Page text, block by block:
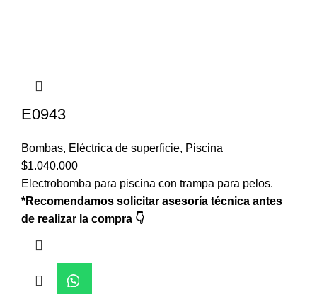
E0943
Bombas, Eléctrica de superficie, Piscina
$1.040.000
Electrobomba para piscina con trampa para pelos.
*Recomendamos solicitar asesoría técnica antes
de realizar la compra 👇